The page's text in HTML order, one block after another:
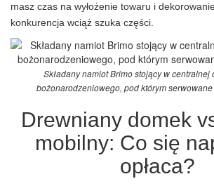
masz czas na wyłożenie towaru i
konkurencja wciąż szuka części.
Składany namiot Brimo stojący w centralnej
bożonarodzeniowego, pod którym
Drewniany domek
mobilny: Co się
opłaca?